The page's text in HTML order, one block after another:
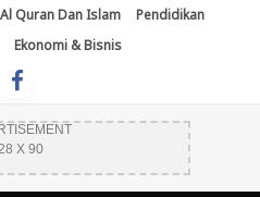
Al Quran Dan Islam
Pendidikan
Ekonomi & Bisnis
X 90